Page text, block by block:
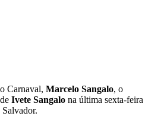
Carnaval, Marcelo Sangalo, o
Ivete Sangalo na última sexta-feira